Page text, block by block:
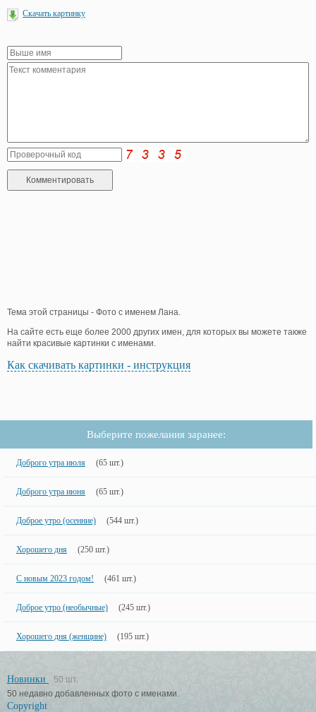
Скачать картинку
Тема этой страницы - Фото с именем Лана.
На сайте есть еще более 2000 других имен, для которых вы можете также
найти красивые картинки с именами.
Как скачивать картинки - инструкция
Выберите пожелания заранее:
Доброго утра июля (65 шт.)
Доброго утра июня (65 шт.)
Доброе утро (осенние) (544 шт.)
Хорошего дня (250 шт.)
С новым 2023 годом! (461 шт.)
Доброе утро (необычные) (245 шт.)
Хорошего дня (женщине) (195 шт.)
Новинки
50 шт.
50 недавно добавленных фото с именами.
Copyright